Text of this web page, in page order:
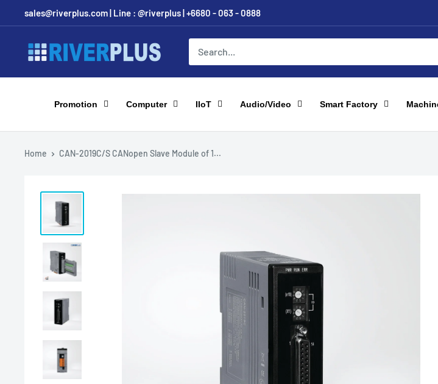
to
content
sales@riverplus.com | Line : @riverplus | +6680 - 063 - 0888
Riverplus
Promotion Computer IIoT Audio/Video Smart Factory
Home CAN-2019C/S CANopen Slave Module of 1...